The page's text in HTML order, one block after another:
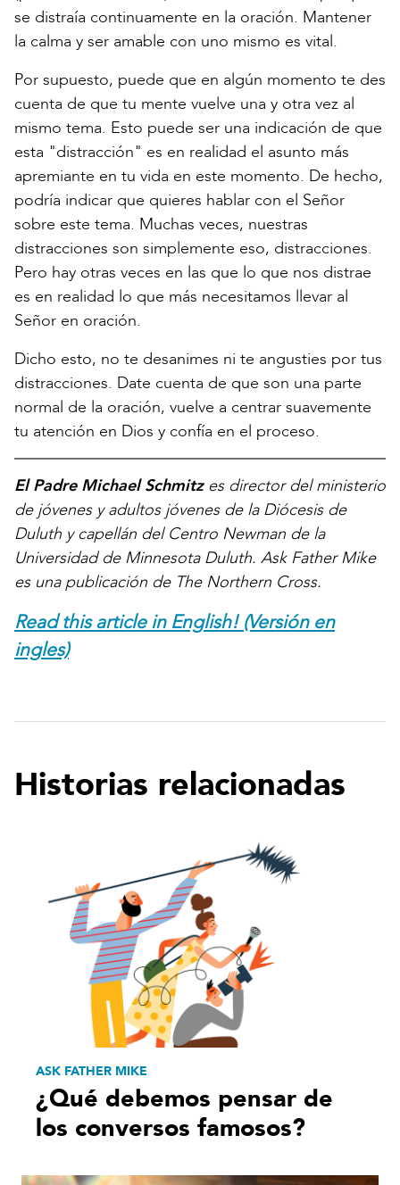
se distraía continuamente en la oración. Mantener
la calma y ser amable con uno mismo es vital.
Por supuesto, puede que en algún momento te des
cuenta de que tu mente vuelve una y otra vez al
mismo tema. Esto puede ser una indicación de que
esta "distracción" es en realidad el asunto más
apremiante en tu vida en este momento. De hecho,
podría indicar que quieres hablar con el Señor
sobre este tema. Muchas veces, nuestras
distracciones son simplemente eso, distracciones.
Pero hay otras veces en las que lo que nos distrae
es en realidad lo que más necesitamos llevar al
Señor en oración.
Dicho esto, no te desanimes ni te angusties por tus
distracciones. Date cuenta de que son una parte
normal de la oración, vuelve a centrar suavemente
tu atención en Dios y confía en el proceso.
El Padre Michael Schmitz es director del ministerio
de jóvenes y adultos jóvenes de la Diócesis de
Duluth y capellán del Centro Newman de la
Universidad de Minnesota Duluth. Ask Father Mike
es una publicación de The Northern Cross.
Read this article in English! (Versión en
ingles)
Historias relacionadas
ASK FATHER MIKE
¿Qué debemos pensar de
los conversos famosos?